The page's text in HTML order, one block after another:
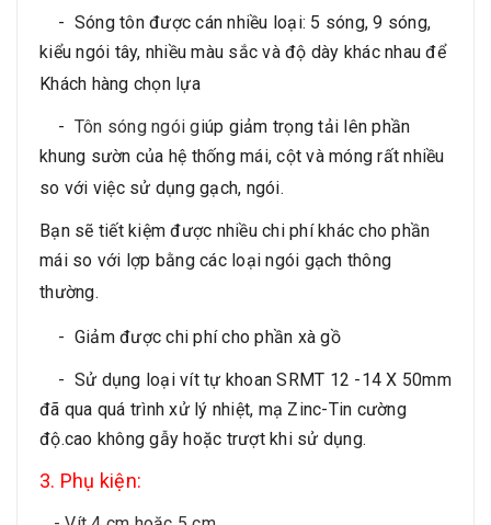
- Sóng tôn được cán nhiều loại: 5 sóng, 9 sóng,
kiểu ngói tây, nhiều màu sắc và độ dày khác nhau để
Khách hàng chọn lựa
- Tôn sóng ngói giúp giảm trọng tải lên phần
khung sườn của hệ thống mái, cột và móng rất nhiều
so với việc sử dụng gạch, ngói.
Bạn sẽ tiết kiệm được nhiều chi phí khác cho phần
mái so với lợp bằng các loại ngói gạch thông
thường.
- Giảm được chi phí cho phần xà gồ
- Sử dụng loại vít tự khoan SRMT 12 -14 X 50mm
đã qua quá trình xử lý nhiệt, mạ Zinc-Tin cường
độ.cao không gẫy hoặc trượt khi sử dụng.
3. Phụ kiện: